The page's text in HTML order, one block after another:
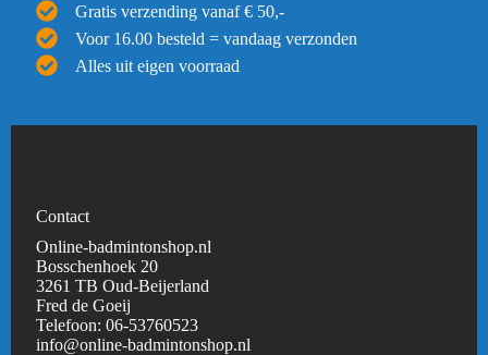
Gratis verzending vanaf € 50,-
Voor 16.00 besteld = vandaag verzonden
Alles uit eigen voorraad
Contact
Online-badmintonshop.nl
Bosschenhoek 20
3261 TB Oud-Beijerland
Fred de Goeij
Telefoon:06-53760523
info@online-badmintonshop.nl